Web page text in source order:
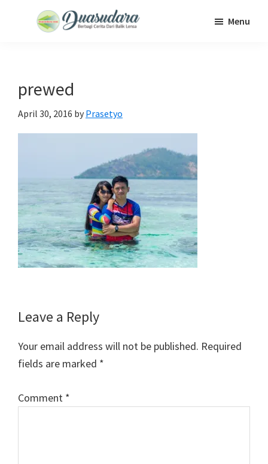
Balik
Lensa
Menu
prewed
April 30, 2016 by Prasetyo
Reader
Interactions
Leave a Reply
Your email address will not be published. Required
fields are marked *
Comment *